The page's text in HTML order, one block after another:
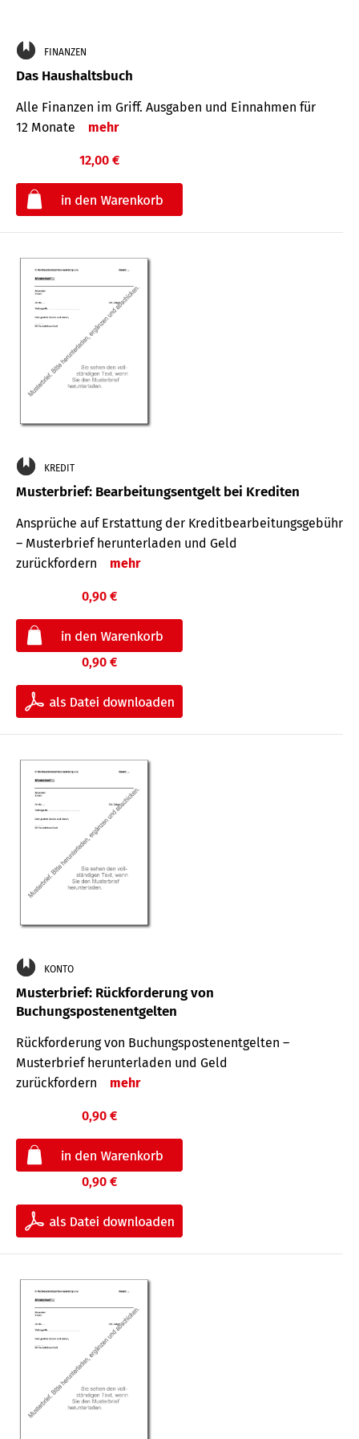
FINANZEN
Das Haushaltsbuch
Alle Finanzen im Griff. Aus­gaben und Ein­nahmen für
12 Monate
mehr
12,00 €
KREDIT
Musterbrief: Bearbeitungsentgelt bei Krediten
Ansprüche auf Erstattung der Kreditbearbeitungsgebühr
– Musterbrief herunterladen und Geld
zurückfordern
mehr
0,90 €
0,90 €
KONTO
Musterbrief: Rückforderung von
Buchungspostenentgelten
Rückforderung von Buchungspostenentgelten –
Musterbrief herunterladen und Geld
zurückfordern
mehr
0,90 €
0,90 €